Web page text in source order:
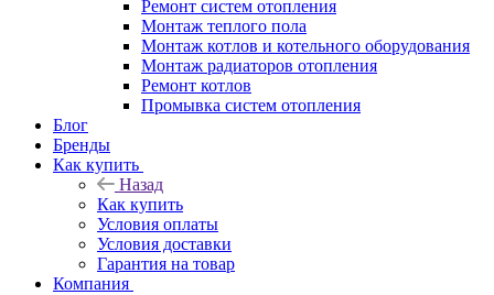
Ремонт систем отопления
Монтаж теплого пола
Монтаж котлов и котельного оборудования
Монтаж радиаторов отопления
Ремонт котлов
Промывка систем отопления
Блог
Бренды
Как купить
Назад
Как купить
Условия оплаты
Условия доставки
Гарантия на товар
Компания